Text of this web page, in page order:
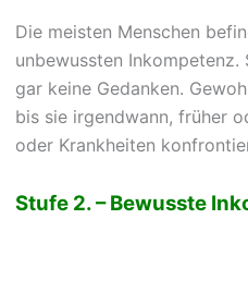
Die meisten Menschen
unbewussten
gar keine Gedanken.
bis sie irgendwann, früher
oder Krankheiten
Stufe 2. – Bewusste